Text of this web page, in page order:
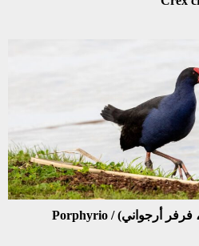
سلطانية رمداء رأس (سحنون، فرفر أرجواني) / Porphyrio